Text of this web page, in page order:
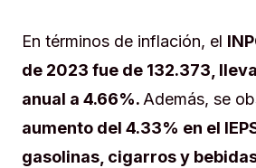
En términos de inflación, el
de 2023 fue de 132.373,
anual a 4.66%.Además, se
aumento del 4.33% en el
gasolinas, cigarros y